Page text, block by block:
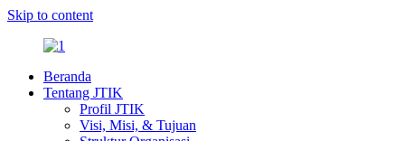
Skip to content
Beranda
Tentang JTIK
Profil JTIK
Visi, Misi, & Tujuan